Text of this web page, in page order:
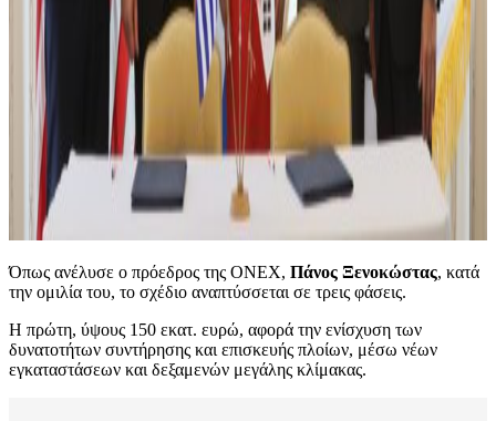
Όπως ανέλυσε ο πρόεδρος της ΟΝΕΧ, Πάνος Ξενοκώστας, κατά
την ομιλία του, το σχέδιο αναπτύσσεται σε τρεις φάσεις.
Η πρώτη, ύψους 150 εκατ. ευρώ, αφορά την ενίσχυση των
δυνατοτήτων συντήρησης και επισκευής πλοίων, μέσω νέων
εγκαταστάσεων και δεξαμενών μεγάλης κλίμακας.